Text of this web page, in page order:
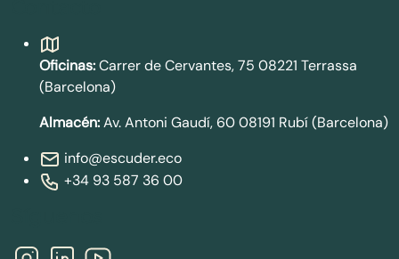
Oficinas:Carrer de Cervantes, 75 08221 Terrassa
(Barcelona)
Almacén:Av. Antoni Gaudí, 60 08191 Rubí (Barcelona)
info@escuder.eco
+34 93 587 36 00